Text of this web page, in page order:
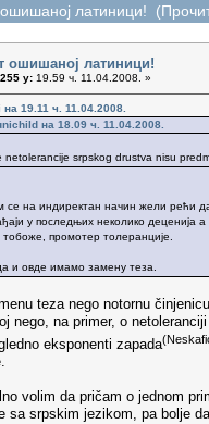
латиници!
ошишаној латиници!
у: 19.59 ч. 11.04.2008. »
19.11 ч. 11.04.2008.
на 18.09 ч. 11.04.2008.
netolerancije srpskog drustva nisu
се на индиректан начин жели рећи
у последњих неколико деценија
тобоже, промотер толеранције.
и овде имамо замену теза.
teza nego notornu
nego, na primer, o
eksponenti zapada
volim da pričam o jednom
sa srpskim jezikom, pa bolje